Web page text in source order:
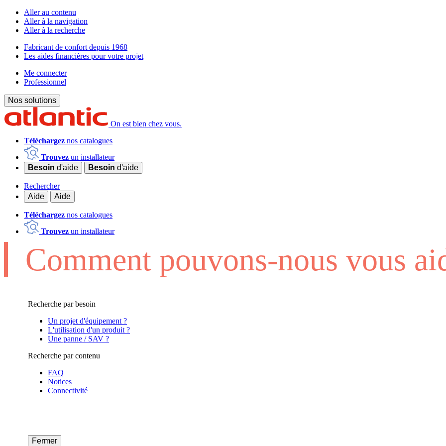
Aller au contenu
Aller à la navigation
Aller à la recherche
Fabricant de confort depuis 1968
Les aides financières pour votre projet
Me connecter
Professionnel
Nos solutions
On est bien chez vous.
Téléchargez nos catalogues
Trouvez un installateur
Besoin d'aide Besoin d'aide
Rechercher
Aide
Aide
Téléchargez nos catalogues
Trouvez un installateur
Comment pouvons-nous vous
Recherche par besoin
Un projet d'équipement ?
L'utilisation d'un produit ?
Une panne / SAV ?
Recherche par contenu
FAQ
Notices
Connectivité
Fermer